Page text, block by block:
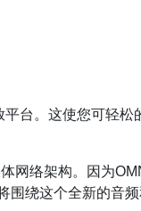
台。这使您可轻
网络架构。因为
绕这个全新的